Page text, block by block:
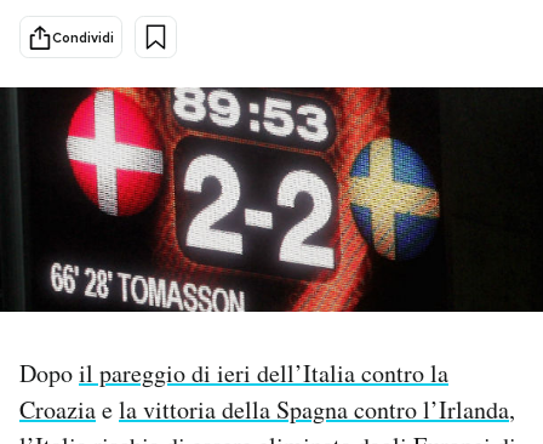
Scienza
Economia
Sport
Altrecose
Mondiali calcio 2026
PODCAST
I MIEI PREFERITI
Condividi
Dopoil pareggio di ieri dell’Italia contro la
Croaziaela vittoria della Spagna contro l’Irlanda,